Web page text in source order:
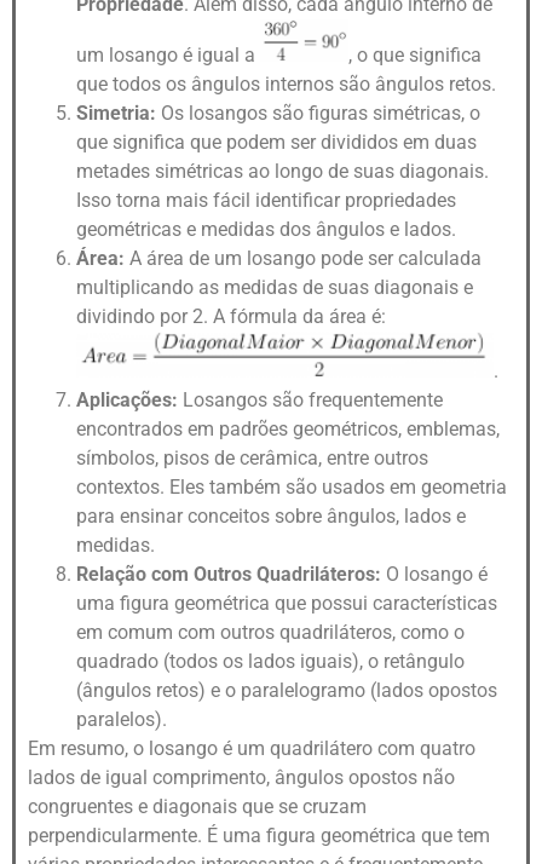
um losango é igual a
, o que significa
que todos os ângulos internos são ângulos retos.
Simetria: Os losangos são figuras simétricas, o
que significa que podem ser divididos em duas
metades simétricas ao longo de suas diagonais.
Isso torna mais fácil identificar propriedades
geométricas e medidas dos ângulos e lados.
Área: A área de um losango pode ser calculada
multiplicando as medidas de suas diagonais e
dividindo por 2. A fórmula da área é:
.
Aplicações: Losangos são frequentemente
encontrados em padrões geométricos, emblemas,
símbolos, pisos de cerâmica, entre outros
contextos. Eles também são usados em geometria
para ensinar conceitos sobre ângulos, lados e
medidas.
Relação com Outros Quadriláteros: O losango é
uma figura geométrica que possui características
em comum com outros quadriláteros, como o
quadrado (todos os lados iguais), o retângulo
(ângulos retos) e o paralelogramo (lados opostos
paralelos).
Em resumo, o losango é um quadrilátero com quatro
lados de igual comprimento, ângulos opostos não
congruentes e diagonais que se cruzam
perpendicularmente. É uma figura geométrica que tem